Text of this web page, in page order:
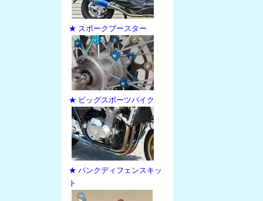
★ スポークブースター
★ ビッグスポーツバイク
★ パンクディフェンスキッ
ト